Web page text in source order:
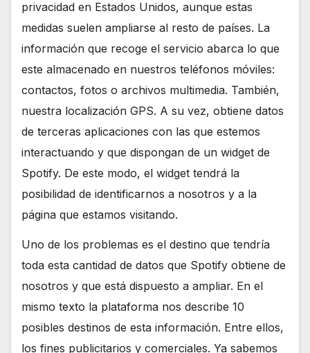
privacidad en Estados Unidos, aunque estas
medidas suelen ampliarse al resto de países. La
información que recoge el servicio abarca lo que
este almacenado en nuestros teléfonos móviles:
contactos, fotos o archivos multimedia. También,
nuestra localización GPS. A su vez, obtiene datos
de terceras aplicaciones con las que estemos
interactuando y que dispongan de un widget de
Spotify. De este modo, el widget tendrá la
posibilidad de identificarnos a nosotros y a la
página que estamos visitando.
Uno de los problemas es el destino que tendría
toda esta cantidad de datos que Spotify obtiene de
nosotros y que está dispuesto a ampliar. En el
mismo texto la plataforma nos describe 10
posibles destinos de esta información. Entre ellos,
los fines publicitarios y comerciales. Ya sabemos